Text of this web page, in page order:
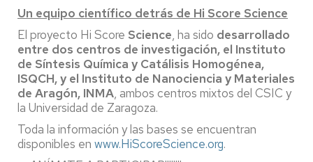
Un equipo científico detrás de Hi Score Science
El proyecto Hi Score Science, ha sido desarrollado
entre dos centros de investigación, el Instituto
de Síntesis Química y Catálisis Homogénea,
ISQCH, y el Instituto de Nanociencia y Materiales
de Aragón, INMA, ambos centros mixtos del CSIC y
la Universidad de Zaragoza.
Toda la información y las bases se encuentran
disponibles en www.HiScoreScience.org.